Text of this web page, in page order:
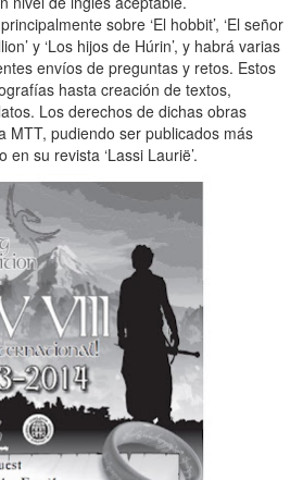
sobre ‘El hobbit’, ‘El señor
y ‘Los hijos de Húrin’, y habrá varias
envíos de preguntas y retos. Estos
hasta creación de textos,
Los derechos de dichas obras
MTT, pudiendo ser publicados más
su revista ‘Lassi Laurië’.